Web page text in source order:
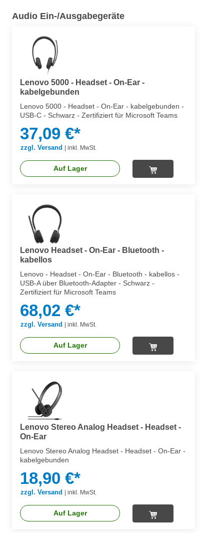
Audio Ein-/Ausgabegeräte
Lenovo 5000 - Headset - On-Ear -
kabelgebunden
Lenovo 5000 - Headset - On-Ear - kabelgebunden -
USB-C - Schwarz - Zertifiziert für Microsoft Teams
37,09 €*
zzgl. Versand | inkl. MwSt.
Auf Lager
Lenovo Headset - On-Ear - Bluetooth -
kabellos
Lenovo - Headset - On-Ear - Bluetooth - kabellos -
USB-A über Bluetooth-Adapter - Schwarz -
Zertifiziert für Microsoft Teams
68,02 €*
zzgl. Versand inkl. MwSt.
Auf Lager
Lenovo Stereo Analog Headset - Headset -
On-Ear
Lenovo Stereo Analog Headset - Headset - On-Ear -
kabelgebunden
18,90 €*
zzgl. Versand inkl. MwSt.
Auf Lager